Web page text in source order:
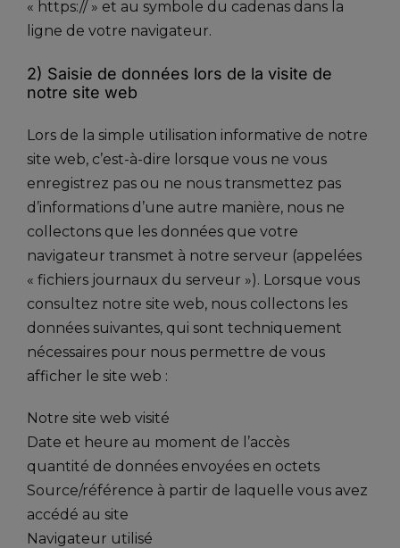
« https:// » et au symbole du cadenas dans la
ligne de votre navigateur.
2) Saisie de données lors de la visite de
notre site web
Lors de la simple utilisation informative de notre
site web, c’est-à-dire lorsque vous ne vous
enregistrez pas ou ne nous transmettez pas
d’informations d’une autre manière, nous ne
collectons que les données que votre
navigateur transmet à notre serveur (appelées
« fichiers journaux du serveur »). Lorsque vous
consultez notre site web, nous collectons les
données suivantes, qui sont techniquement
nécessaires pour nous permettre de vous
afficher le site web :
Notre site web visité
Date et heure au moment de l’accès
quantité de données envoyées en octets
Source/référence à partir de laquelle vous avez
accédé au site
Navigateur utilisé